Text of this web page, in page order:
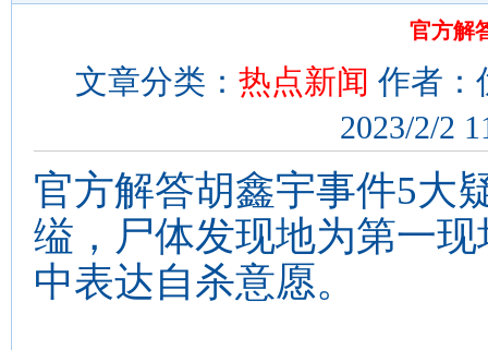
官方解
文章分类： 热点新闻 作者：
2023/2/2
官方解答胡鑫宇事件5大
缢，尸体发现地为第一
中表达自杀意愿。